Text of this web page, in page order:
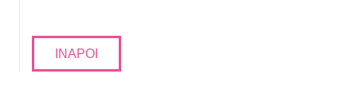
INAPOI